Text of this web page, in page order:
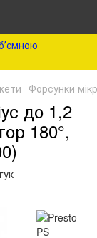
Форсунки
до 1,2
180°,